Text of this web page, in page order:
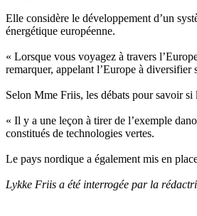
Elle considère le développement d’un
énergétique européenne.
« Lorsque vous voyagez à travers
remarquer, appelant l’Europe à diversifier
Selon Mme Friis, les débats pour savoir
« Il y a une leçon à tirer de l’exemple
constitués de technologies vertes.
Le pays nordique a également mis en
Lykke Friis a été interrogée par la